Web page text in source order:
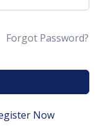
Forgot Password?
Now